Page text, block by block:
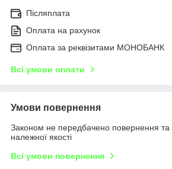
Післяплата
Оплата на рахунок
Оплата за реквізитами МОНОБАНК
Всі умови оплати
Умови повернення
Законом не передбачено повернення та
належної якості
Всі умови повернення